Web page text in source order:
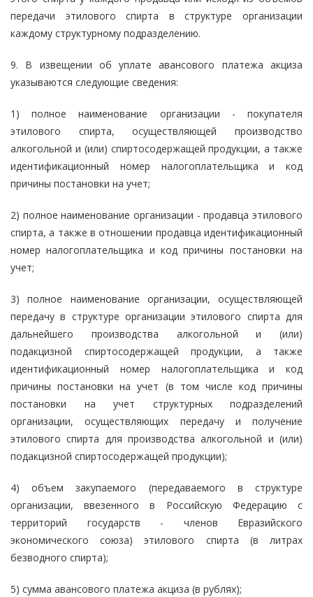
передачи этилового спирта в структуре организации
каждому структурному подразделению.
9. В извещении об уплате авансового платежа акциза
указываются следующие сведения:
1) полное наименование организации - покупателя
этилового спирта, осуществляющей производство
алкогольной и (или) спиртосодержащей продукции, а также
идентификационный номер налогоплательщика и код
причины постановки на учет;
2) полное наименование организации - продавца этилового
спирта, а также в отношении продавца идентификационный
номер налогоплательщика и код причины постановки на
учет;
3) полное наименование организации, осуществляющей
передачу в структуре организации этилового спирта для
дальнейшего производства алкогольной и (или)
подакцизной спиртосодержащей продукции, а также
идентификационный номер налогоплательщика и код
причины постановки на учет (в том числе код причины
постановки на учет структурных подразделений
организации, осуществляющих передачу и получение
этилового спирта для производства алкогольной и (или)
подакцизной спиртосодержащей продукции);
4) объем закупаемого (передаваемого в структуре
организации, ввезенного в Российскую Федерацию с
территорий государств - членов Евразийского
экономического союза) этилового спирта (в литрах
безводного спирта);
5) сумма авансового платежа акциза (в рублях);